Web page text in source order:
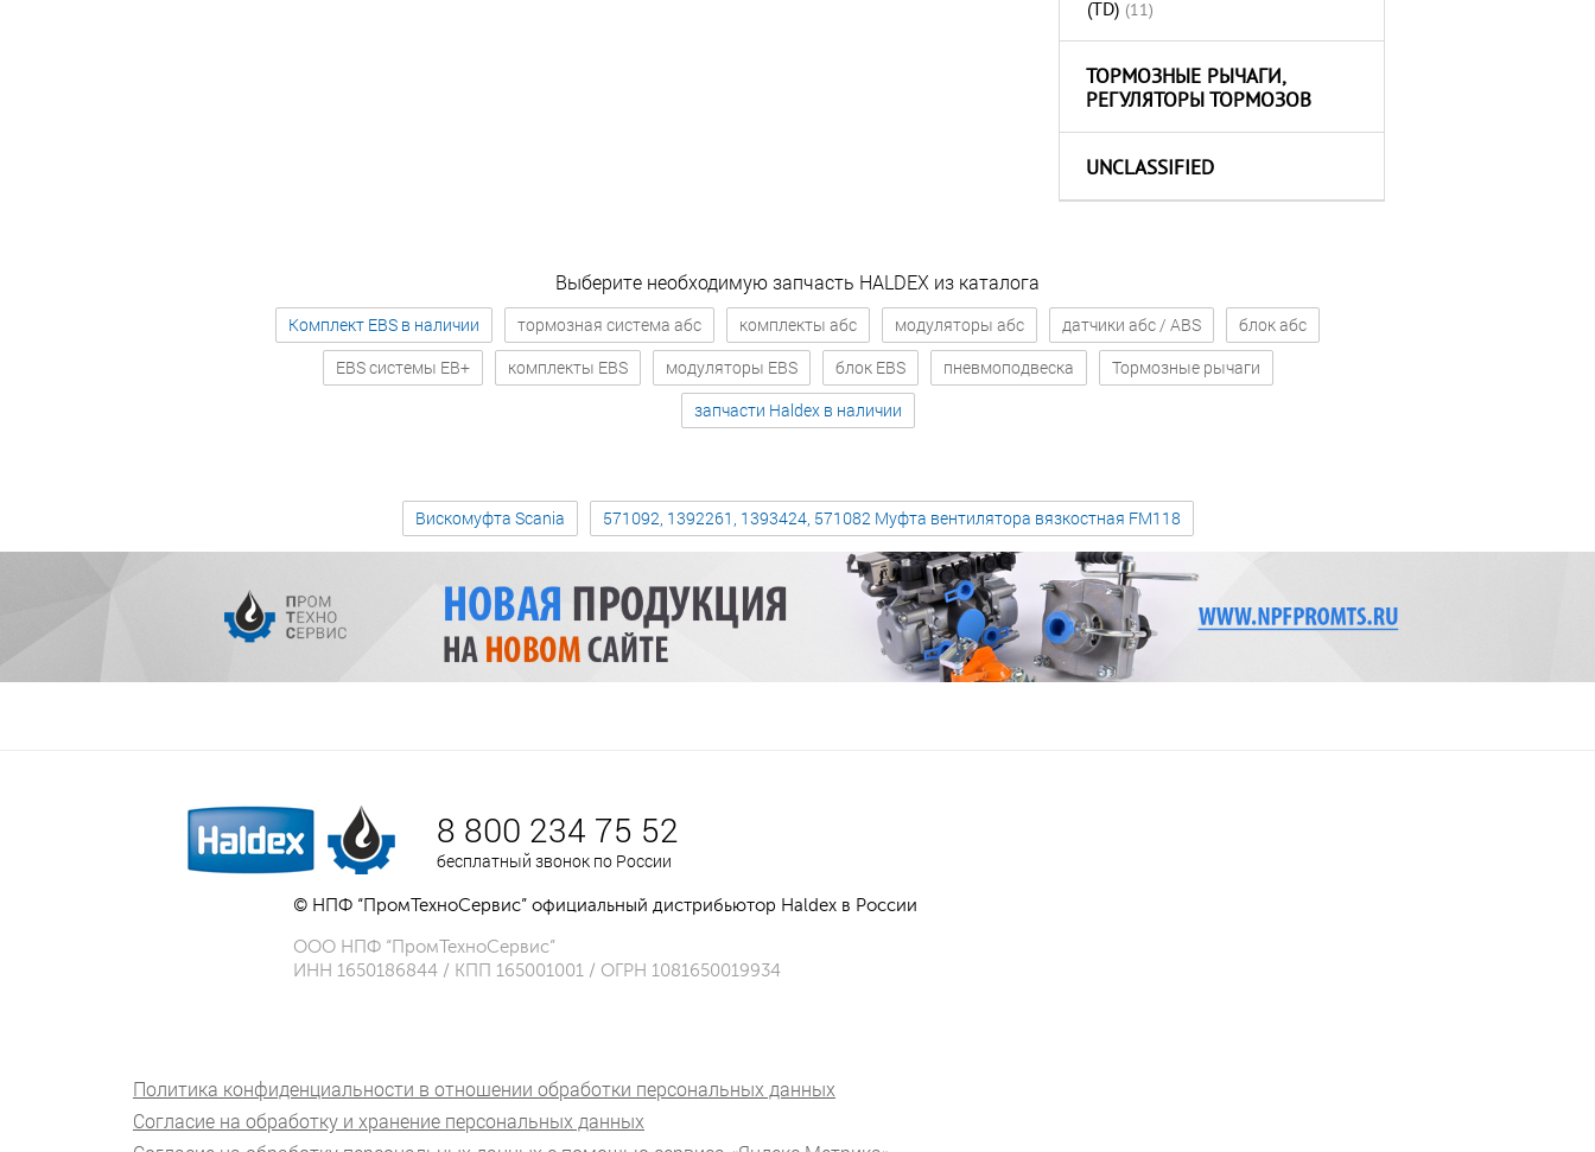
(TD) (11)
ТОРМОЗНЫЕ РЫЧАГИ,
РЕГУЛЯТОРЫ ТОРМОЗОВ
UNCLASSIFIED
Выберите необходимую запчасть HALDEX из каталога
Комплект EBS в наличии тормозная система абс комплекты абс модуляторы абс датчики абс / ABS
блок абс
EBS системы EB+
комплекты EBS модуляторы EBS блок EBS пневмоподвеска
Тормозные рычаги
запчасти Haldex в наличии
Вискомуфта Scania 571092, 1392261, 1393424, 571082 Муфта вентилятора вязкостная FM118
8 800 234 75 52
бесплатный звонок по России
© НПФ “ПромТехноСервис” официальный дистрибьютор Haldex в России
ООО НПФ “ПромТехноСервис”
ИНН 1650186844 / КПП 165001001 / ОГРН 1081650019934
Политика конфиденциальности в отношении обработки персональных данных
Согласие на обработку и хранение персональных данных